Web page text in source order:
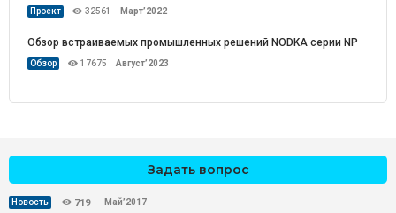
Проект 32561 Март’2022
Обзор встраиваемых промышленных решений NODKA серии NP
Обзор 17675 Август’2023
Задать вопрос
Новость 719 Май’2017